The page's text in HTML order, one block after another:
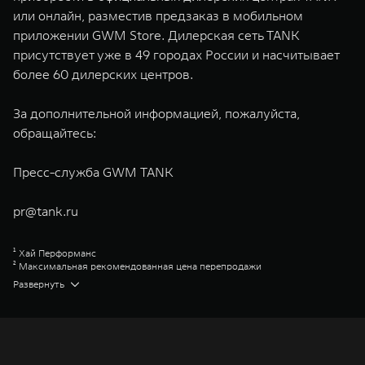
или онлайн, разместив предзаказ в мобильном
приложении GWM Store. Дилерская сеть TANK
присутствует уже в 49 городах России и насчитывает
более 60 дилерских центров.
За дополнительной информацией, пожалуйста,
обращайтесь:
Пресс-служба GWM TANK
pr@tank.ru
¹ Хай Перформанс
² Максимальная рекомендованная цена перепродажи
³ Торк-он-Диманд
⁴ ГВМ Коннекшн
Развернуть